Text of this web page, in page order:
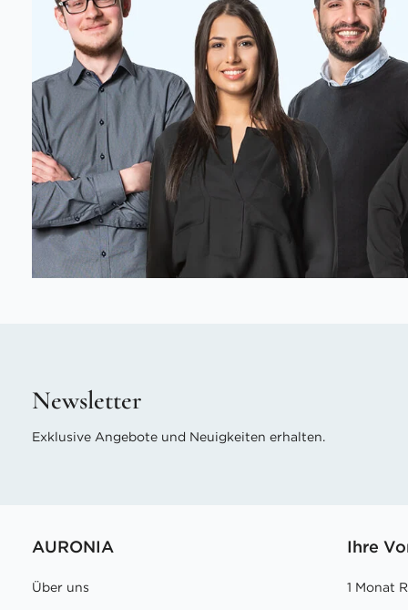
Newsletter
Exklusive Angebote und Neuigkeiten erhalten.
AURONIA
Über uns
Ihre
1 Monat